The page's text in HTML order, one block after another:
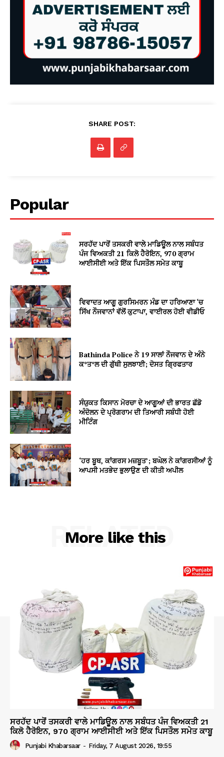
SHARE POST:
Popular
ਸਰਹੱਦ ਪਾਰੋਂ ਤਸਕਰੀ ਵਾਲੇ ਮਾਡਿਊਲ ਨਾਲ ਸਬੰਧਤ
ਪੰਜ ਵਿਅਕਤੀ 21 ਕਿਲੋ ਹੈਰੋਇਨ, 970 ਗ੍ਰਾਮ
ਆਈਸੀਈ ਅਤੇ ਇੱਕ ਪਿਸਤੌਲ ਸਮੇਤ ਕਾਬੂ
ਵਿਵਾਦਤ ਆਗੂ ਗੁਰਸਿਮਰਨ ਮੰਡ ਦਾ ਹਰਿਆਣਾ ‘ਚ
ਸਿੱਖ ਨੌਜਵਾਨਾਂ ਵੱਲੋਂ ਕੁਟਾਪਾ, ਵਾਈਰਲ ਹੋਈ ਵੀਡੀਓ
Bathinda Police ਨੇ 19 ਸਾਲਾਂ ਨੌਜਵਾਨ ਦੇ ਅੰਨੇ
ਕ*ਤ*ਲ ਦੀ ਗੁੱਥੀ ਸੁਲਝਾਈ; ਦੋਸਤ ਗ੍ਰਿਫਤਾਰ
ਸੰਯੁਕਤ ਕਿਸਾਨ ਮੋਰਚਾ ਦੇ ਆਗੂਆਂ ਦੀ ਭਾਰਤ ਛੱਡੋ
ਅੰਦੋਲਨ ਦੇ ਪ੍ਰੋਗਰਾਮ ਦੀ ਤਿਆਰੀ ਸਬੰਧੀ ਹੋਈ
ਮੀਟਿੰਗ
‘ਹਰ ਬੂਥ, ਕਾਂਗਰਸ ਮਜ਼ਬੂਤ’; ਬਘੇਲ ਨੇ ਕਾਂਗਰਸੀਆਂ ਨੂੰ
ਆਪਸੀ ਮਤਭੇਦ ਭੁਲਾਉਣ ਦੀ ਕੀਤੀ ਅਪੀਲ
More like this
RELATED
ਸਰਹੱਦ ਪਾਰੋਂ ਤਸਕਰੀ ਵਾਲੇ ਮਾਡਿਊਲ ਨਾਲ ਸਬੰਧਤ ਪੰਜ ਵਿਅਕਤੀ 21
ਕਿਲੋ ਹੈਰੋਇਨ, 970 ਗ੍ਰਾਮ ਆਈਸੀਈ ਅਤੇ ਇੱਕ ਪਿਸਤੌਲ ਸਮੇਤ ਕਾਬੂ
Punjabi Khabarsaar - Friday, 7 August 2026, 19:55